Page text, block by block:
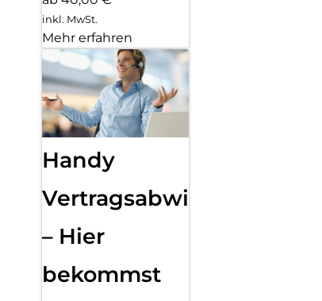
inkl. MwSt.
Mehr erfahren
Handy
Vertragsabwicklung
– Hier
bekommst